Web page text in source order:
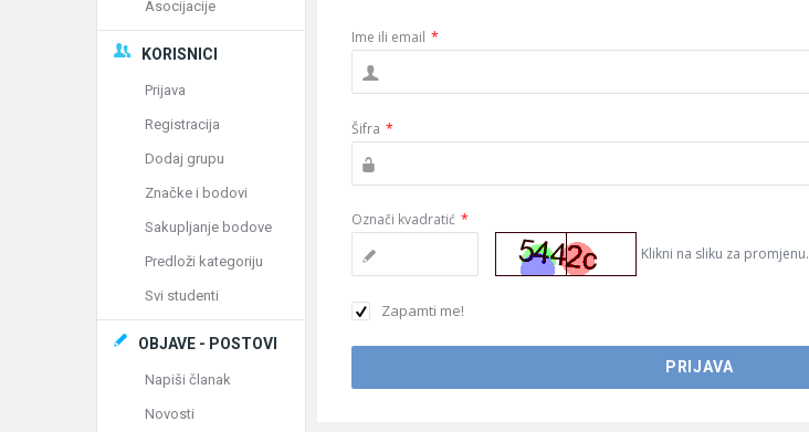
Ime ili email *
Šifra *
Označi kvadratić *
Klikni na sliku za promjenu.
Zapamti me!
Asocijacije
KORISNICI
Prijava
Registracija
Dodaj grupu
Značke i bodovi
Sakupljanje bodove
Predloži kategoriju
Svi studenti
OBJAVE - POSTOVI
Napiši članak
Novosti